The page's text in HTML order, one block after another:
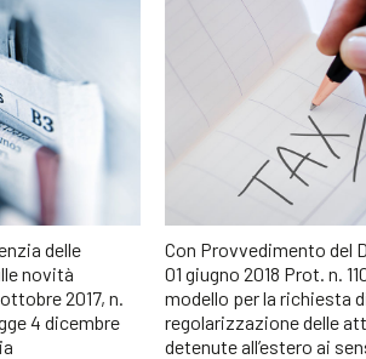
delle
novità
2017, n.
4 dicembre
Con Provvedimento del
01 giugno 2018 Prot. n.
modello per la richiesta
regolarizzazione delle
detenute all’estero ai